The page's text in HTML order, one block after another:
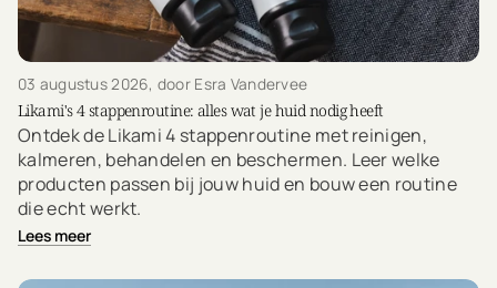
03 augustus 2026, door Esra Vandervee
Likami's 4 stappenroutine: alles wat je huid nodig heeft
Ontdek de Likami 4 stappenroutine met reinigen,
kalmeren, behandelen en beschermen. Leer welke
producten passen bij jouw huid en bouw een routine
die echt werkt.
Lees meer